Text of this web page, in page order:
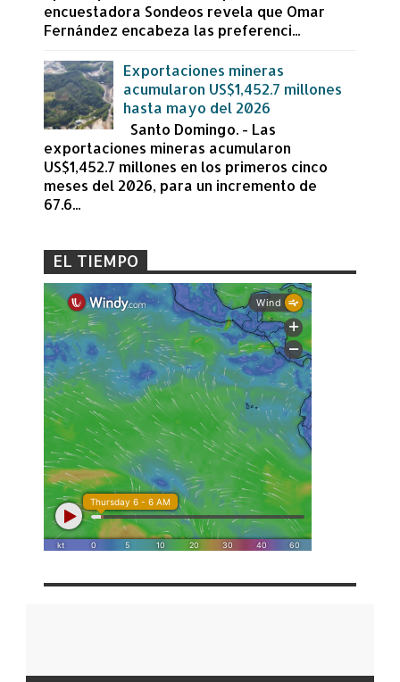
encuestadora Sondeos revela que Omar
Fernández encabeza las preferenci...
Exportaciones mineras
acumularon US$1,452.7 millones
hasta mayo del 2026
Santo Domingo. - Las
exportaciones mineras acumularon
US$1,452.7 millones en los primeros cinco
meses del 2026, para un incremento de
67.6...
EL TIEMPO